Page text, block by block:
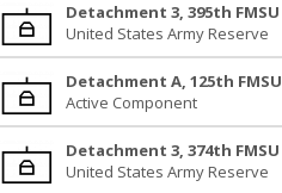
Detachment 3, 395th FMSU
United States Army Reserve
Detachment A, 125th FMSU
Active Component
Detachment 3, 374th FMSU
United States Army Reserve